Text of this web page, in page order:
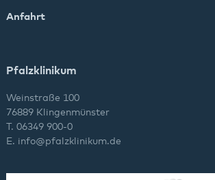
Anfahrt
Pfalzklinikum
Weinstraße 100
76889 Klingenmünster
T. 06349 900-0
E. info@pfalzklinikum.de